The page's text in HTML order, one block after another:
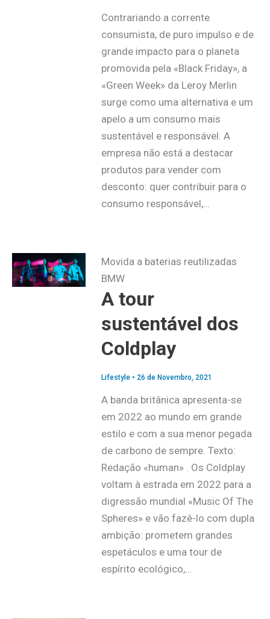
Contrariando a corrente
consumista, de puro impulso e de
grande impacto para o planeta
promovida pela «Black Friday», a
«Green Week» da Leroy Merlin
surge como uma alternativa e um
apelo a um consumo mais
sustentável e responsável. A
empresa não está a destacar
produtos para vender com
desconto: quer contribuir para o
consumo responsável,…
Movida a baterias reutilizadas
BMW
A tour
sustentável dos
Coldplay
Lifestyle• 26 de Novembro, 2021
A banda britânica apresenta-se
em 2022 ao mundo em grande
estilo e com a sua menor pegada
de carbono de sempre. Texto:
Redação «human» . Os Coldplay
voltam à estrada em 2022 para a
digressão mundial «Music Of The
Spheres» e vão fazê-lo com dupla
ambição: prometem grandes
espetáculos e uma tour de
espírito ecológico,…